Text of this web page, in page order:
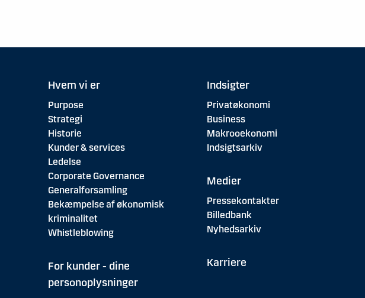
Hvem vi er
Purpose
Strategi
Historie
Kunder & services
Ledelse
Corporate Governance
Generalforsamling
Bekæmpelse af økonomisk
kriminalitet
Whistleblowing
For kunder - dine
personoplysninger
Indsigter
Privatøkonomi
Business
Makrooekonomi
Indsigtsarkiv
Medier
Pressekontakter
Billedbank
Nyhedsarkiv
Karriere